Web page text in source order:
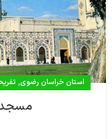
استان خراسان رضوی,